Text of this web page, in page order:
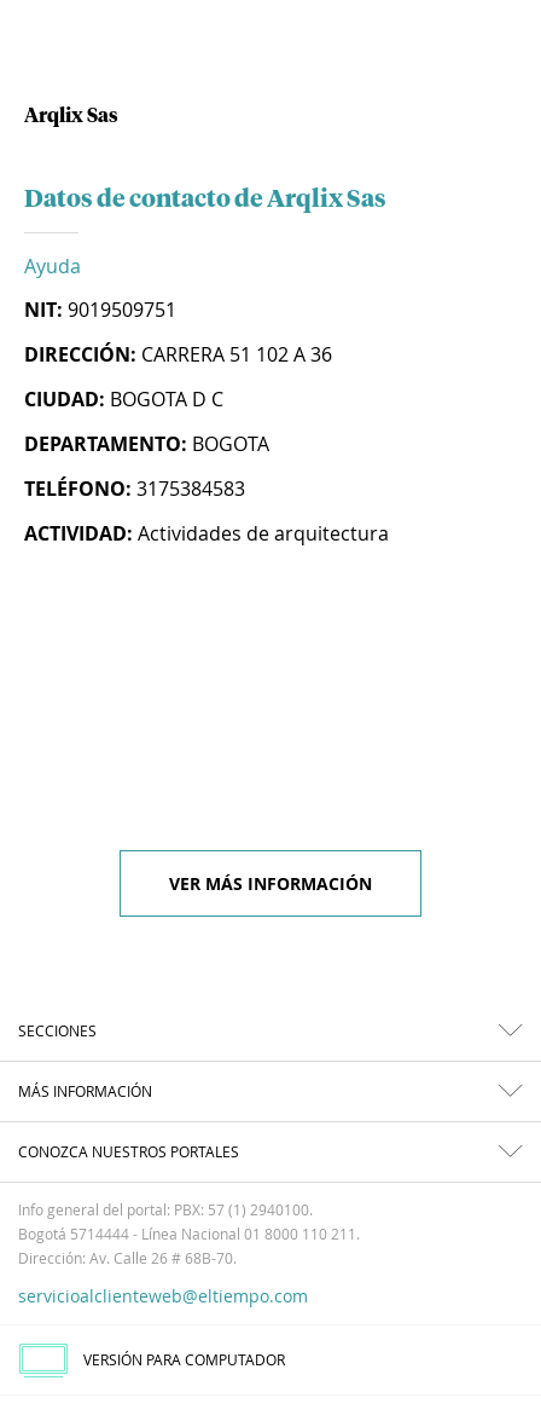
Arqlix Sas
Datos de contacto de Arqlix Sas
Ayuda
NIT: 9019509751
DIRECCIÓN: CARRERA 51 102 A 36
CIUDAD: BOGOTA D C
DEPARTAMENTO: BOGOTA
TELÉFONO: 3175384583
ACTIVIDAD: Actividades de arquitectura
VER MÁS INFORMACIÓN
SECCIONES
MÁS INFORMACIÓN
CONOZCA NUESTROS PORTALES
Info general del portal: PBX: 57 (1) 2940100.
Bogotá 5714444 - Línea Nacional 01 8000 110 211.
Dirección: Av. Calle 26 # 68B-70.
servicioalclienteweb@eltiempo.com
VERSIÓN PARA COMPUTADOR